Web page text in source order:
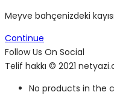
Meyve bahçenizdeki
Continue
Follow Us On Social
Telif hakkı © 2021
No products in the